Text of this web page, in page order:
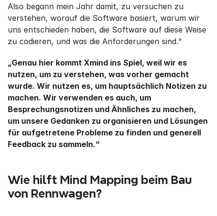
Also begann mein Jahr damit, zu versuchen zu
verstehen, worauf die Software basiert, warum wir
uns entschieden haben, die Software auf diese Weise
zu codieren, und was die Anforderungen sind.“
„Genau hier kommt Xmind ins Spiel, weil wir es
nutzen, um zu verstehen, was vorher gemacht
wurde. Wir nutzen es, um hauptsächlich Notizen zu
machen. Wir verwenden es auch, um
Besprechungsnotizen und Ähnliches zu machen,
um unsere Gedanken zu organisieren und Lösungen
für aufgetretene Probleme zu finden und generell
Feedback zu sammeln.“
Wie hilft Mind Mapping beim Bau
von Rennwagen?